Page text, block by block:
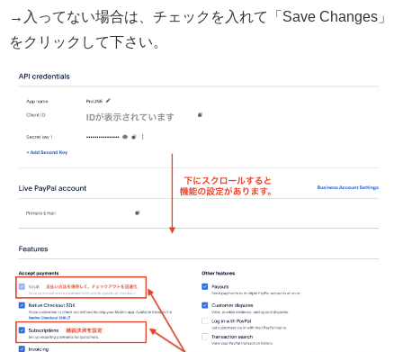
→入ってない場合は、チェックを入れて「Save Changes」
をクリックして下さい。